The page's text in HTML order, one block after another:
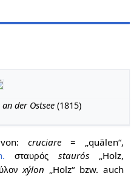
an der Ostsee (1815)
cruciare = „quälen“,
σταυρός staurós „Holz,
xýlon „Holz“ bzw. auch